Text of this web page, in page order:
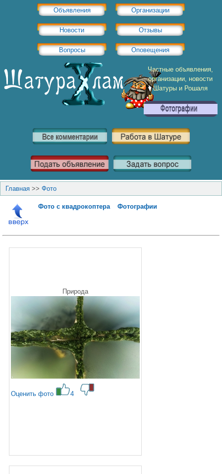
Объявления Организации
Новости Отзывы
Вопросы Оповещения
Частные объявления,
организации, новости
Шатуры и Рошаля
Главная >> Фото
Фото с квадрокоптера Фотографии
Природа
Оценить фото 4